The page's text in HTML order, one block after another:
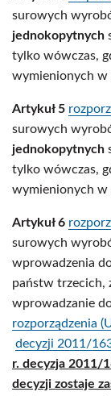
surowych
jednokopytnych
tylko wówczas,
wymienionych w
Artykuł 5
surowych
jednokopytnych
tylko wówczas,
wymienionych w
Artykuł 6
surowych
wprowadzenia
państw trzecich,
wprowadzanie
rozporządzenia
decyzji 2011/
r. decyzja 2011/
decyzji zostaje